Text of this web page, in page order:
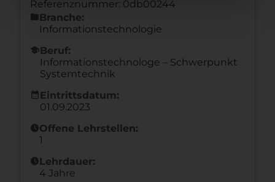
Referenznummer: 0db00244
folderBranche:
Informationstechnologie
schoolBeruf:
Informationstechnologe – Schwerpunkt
Systemtechnik
calendar_month Eintrittsdatum:
01.09.2023
scheduleOffene Lehrstellen:
1
scheduleLehrdauer:
4 Jahre